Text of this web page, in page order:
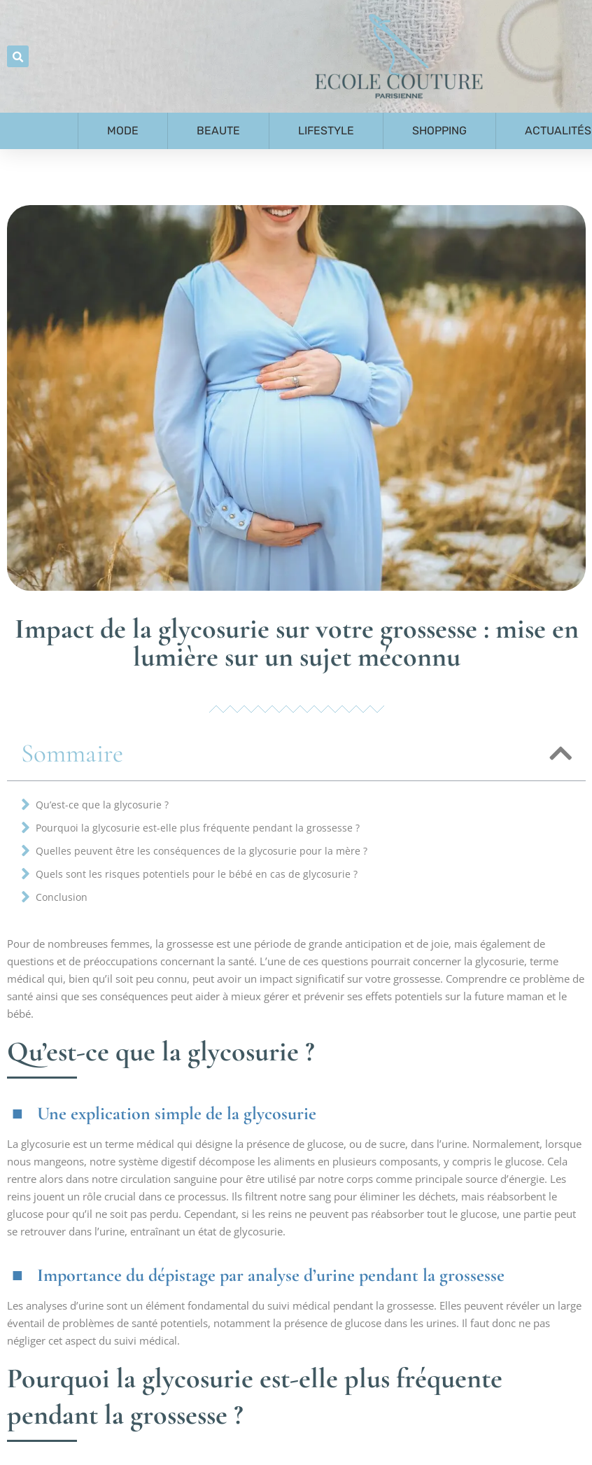
MODE BEAUTE LIFESTYLE SHOPPING ACTUALITÉS
Impact de la glycosurie sur votre grossesse : mise en
lumière sur un sujet méconnu
Sommaire
Qu’est-ce que la glycosurie ?
Pourquoi la glycosurie est-elle plus fréquente pendant la grossesse ?
Quelles peuvent être les conséquences de la glycosurie pour la mère ?
Quels sont les risques potentiels pour le bébé en cas de glycosurie ?
Conclusion
Pour de nombreuses femmes, la grossesse est une période de grande anticipation et de joie, mais également de
questions et de préoccupations concernant la santé. L’une de ces questions pourrait concerner la glycosurie, terme
médical qui, bien qu’il soit peu connu, peut avoir un impact significatif sur votre grossesse. Comprendre ce problème de
santé ainsi que ses conséquences peut aider à mieux gérer et prévenir ses effets potentiels sur la future maman et le
bébé.
Qu’est-ce que la glycosurie ?
Une explication simple de la glycosurie
La glycosurie est un terme médical qui désigne la présence de glucose, ou de sucre, dans l’urine. Normalement, lorsque
nous mangeons, notre système digestif décompose les aliments en plusieurs composants, y compris le glucose. Cela
rentre alors dans notre circulation sanguine pour être utilisé par notre corps comme principale source d’énergie. Les
reins jouent un rôle crucial dans ce processus. Ils filtrent notre sang pour éliminer les déchets, mais réabsorbent le
glucose pour qu’il ne soit pas perdu. Cependant, si les reins ne peuvent pas réabsorber tout le glucose, une partie peut
se retrouver dans l’urine, entraînant un état de glycosurie.
Importance du dépistage par analyse d’urine pendant la grossesse
Les analyses d’urine sont un élément fondamental du suivi médical pendant la grossesse. Elles peuvent révéler un large
éventail de problèmes de santé potentiels, notamment la présence de glucose dans les urines. Il faut donc ne pas
négliger cet aspect du suivi médical.
Pourquoi la glycosurie est-elle plus fréquente
pendant la grossesse ?